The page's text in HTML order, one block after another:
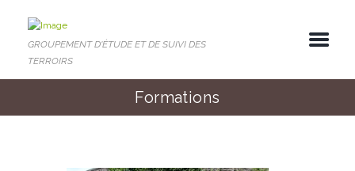
GROUPEMENT D'ÉTUDE ET DE SUIVI DES
TERROIRS
Formations